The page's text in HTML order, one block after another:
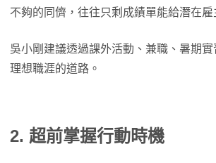
不夠的同儕，往往只剩成績單能給潛在雇
吳小剛建議透過課外活動、兼職、暑期
理想職涯的道路。
2. 超前掌握行動時機